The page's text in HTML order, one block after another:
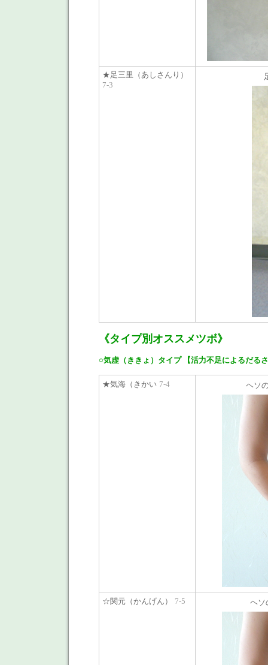
★足三里（あしさんり）
7-3
《タイプ別オススメツボ》
○気虚（ききょ）タイプ 【活力不足によるだる
★気海（きかい 7-4 ヘソ
☆関元（かんげん） 7-5 ヘソ